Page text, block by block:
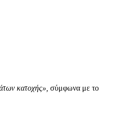
κατοχής», σύμφωνα με το